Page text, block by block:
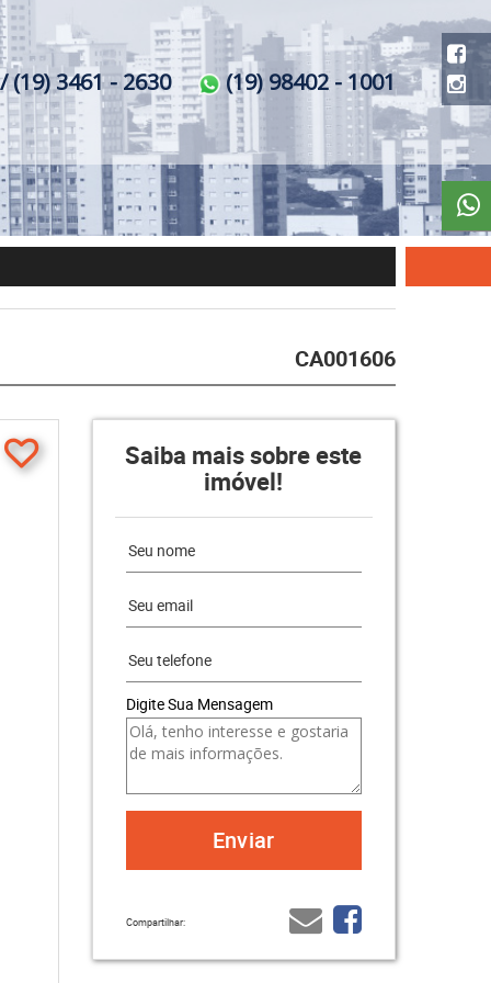
(19) 3461 - 2630 (19) 98402 - 1001
CA001606
Saiba mais sobre este
imóvel!
Digite Sua Mensagem
Compartilhar: